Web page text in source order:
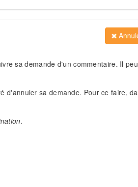
sa demande d'un commentaire. Il
d'annuler sa demande. Pour ce faire,
.